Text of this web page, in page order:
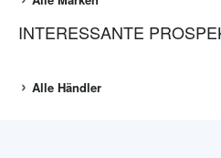
INTERESSANTE
Alle Händler